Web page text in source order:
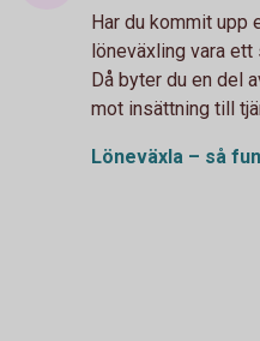
Har du kommit upp
löneväxling vara
Då byter du en del
mot insättning till
Löneväxla – så